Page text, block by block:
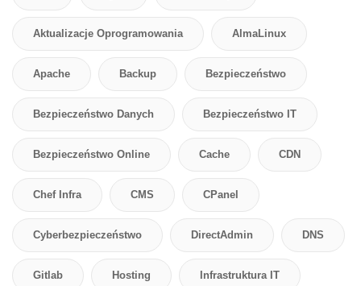
Aktualizacje Oprogramowania AlmaLinux
Apache Backup Bezpieczeństwo
Bezpieczeństwo Danych Bezpieczeństwo IT
Bezpieczeństwo Online Cache CDN
Chef Infra CMS CPanel
Cyberbezpieczeństwo DirectAdmin DNS
Gitlab Hosting Infrastruktura IT